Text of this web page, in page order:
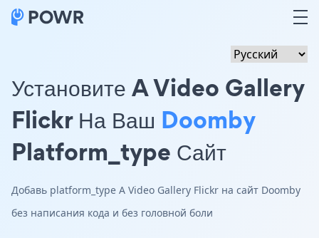
Установите A Video Gallery
Flickr На Ваш Doomby
Platform_type Сайт
Добавь platform_type A Video Gallery Flickr на сайт Doomby
без написания кода и без головной боли